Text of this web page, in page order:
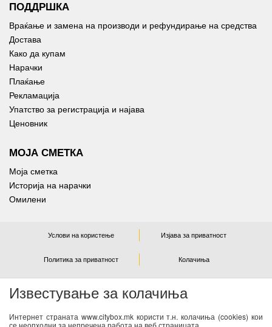
Известување за колачиња
Интернет страната www.citybox.mk користи т.н. колачиња (cookies) кои
се неопходни за непречена работа на веб страницата.
ПОДДРШКА
Враќање и замена на производи и рефундирање на средства
Достава
Како да купам
Нарачки
Плаќање
Рекламација
Упатство за регистрација и најава
Ценовник
МОЈА СМЕТКА
Моја сметка
Историја на нарачки
Омилени
Услови на користење Изјава за приватност
Политика за приватност Колачиња
NEWSLETTER